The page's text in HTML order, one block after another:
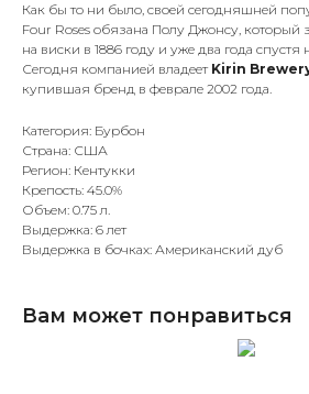
Как бы то ни было, своей сегодняшней
Four Roses обязана Полу Джонсу, который
на виски в 1886 году и уже два года
Сегодня компанией владеет Kirin
купившая бренд в феврале 2002 года.
Категория: Бурбон
Страна: США
Регион: Кентукки
Крепость: 45.0%
Объем: 0.75 л.
Выдержка: 6 лет
Выдержка в бочках: Американский дуб
Вам может понравиться